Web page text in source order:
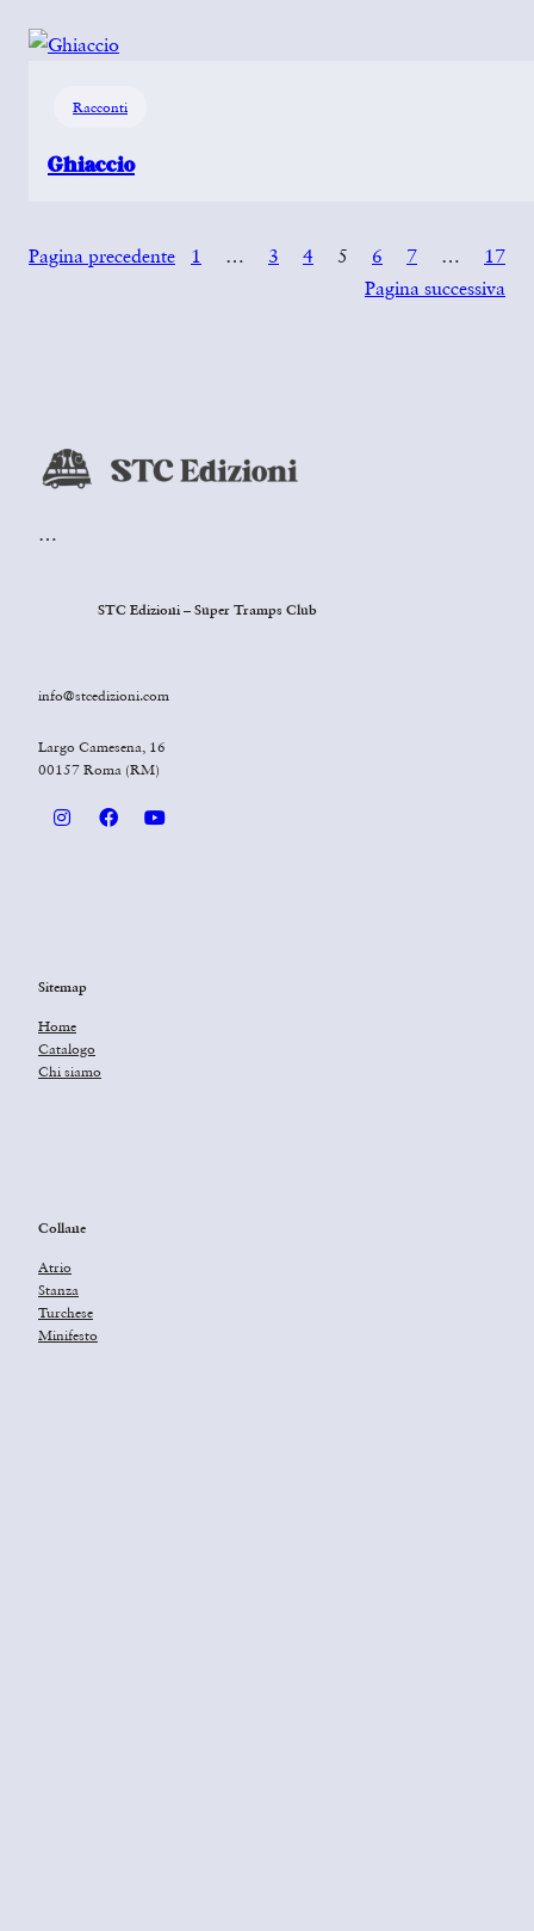
Racconti
Ghiaccio
Pagina precedente 1 … 3 4 5 6 7 …
17
Pagina successiva
…
STC Edizioni – Super Tramps Club
info@stcedizioni.com
Largo Camesena, 16
00157 Roma (RM)
Sitemap
Home
Catalogo
Chi siamo
Collane
Atrio
Stanza
Turchese
Minifesto